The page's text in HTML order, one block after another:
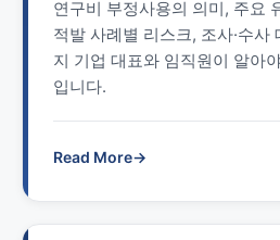
연구비 부정사용의 의미, 주요
적발 사례별 리스크, 조사·수
지 기업 대표와 임직원이 알아
입니다.
Read More→